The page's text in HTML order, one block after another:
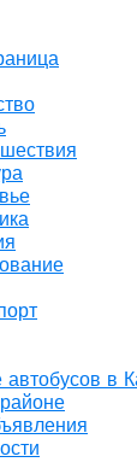
автобусов в